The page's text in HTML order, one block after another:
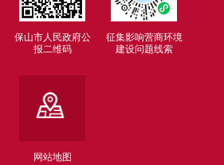
保山市人民政府公
报二维码
征集影响营商环境
建设问题线索
网站地图